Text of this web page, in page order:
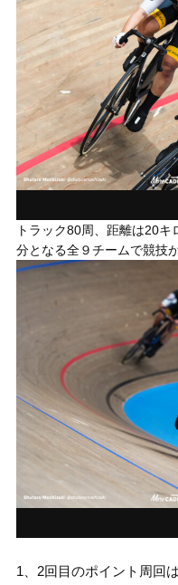
トラック80周、距離は20
分となる全９チームで競技
1、2回目のポイント周回